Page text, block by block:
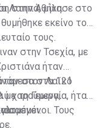
στην Αθήνα.
Λαππά, μίλησε στο
εκείνο το
τους.
στην Τσεχία, με
ήταν
στον Λαϊκό
χαρούμενα,
στα 121
τη Γεωργία, ήταν
Τους